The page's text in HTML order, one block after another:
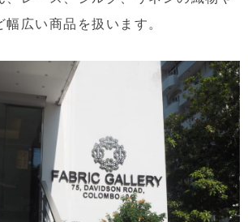
広い商品を扱います。